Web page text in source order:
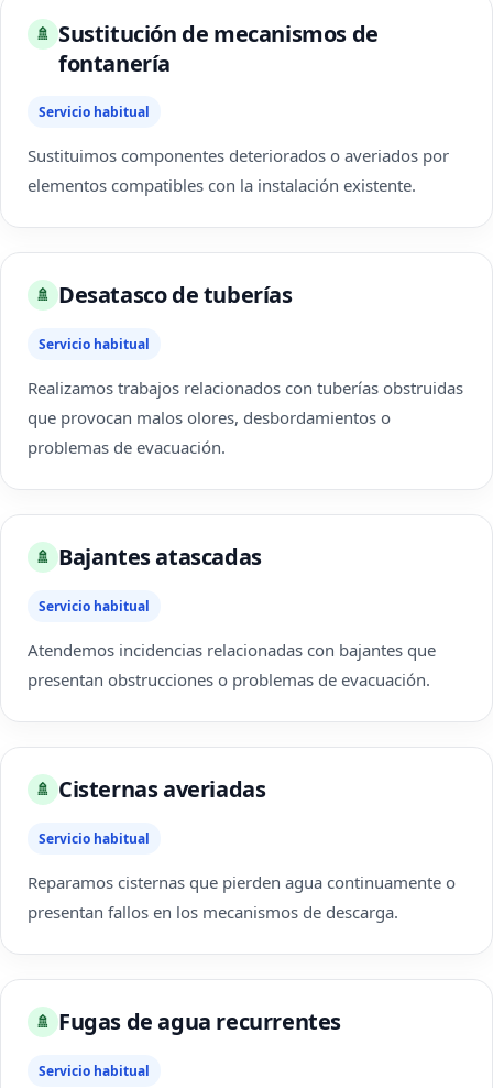
🚿 Sustitución de mecanismos de
fontanería
Servicio habitual
Sustituimos componentes deteriorados o averiados por
elementos compatibles con la instalación existente.
🚿 Desatasco de tuberías
Servicio habitual
Realizamos trabajos relacionados con tuberías obstruidas
que provocan malos olores, desbordamientos o
problemas de evacuación.
🚿 Bajantes atascadas
Servicio habitual
Atendemos incidencias relacionadas con bajantes que
presentan obstrucciones o problemas de evacuación.
🚿 Cisternas averiadas
Servicio habitual
Reparamos cisternas que pierden agua continuamente o
presentan fallos en los mecanismos de descarga.
🚿 Fugas de agua recurrentes
Servicio habitual